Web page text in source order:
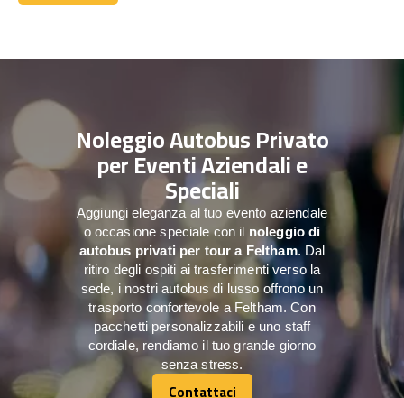
Noleggio Autobus Privato
per Eventi Aziendali e
Speciali
Aggiungi eleganza al tuo evento aziendale
o occasione speciale con il noleggio di
autobus privati per tour a Feltham. Dal
ritiro degli ospiti ai trasferimenti verso la
sede, i nostri autobus di lusso offrono un
trasporto confortevole a Feltham. Con
pacchetti personalizzabili e uno staff
cordiale, rendiamo il tuo grande giorno
senza stress.
Contattaci